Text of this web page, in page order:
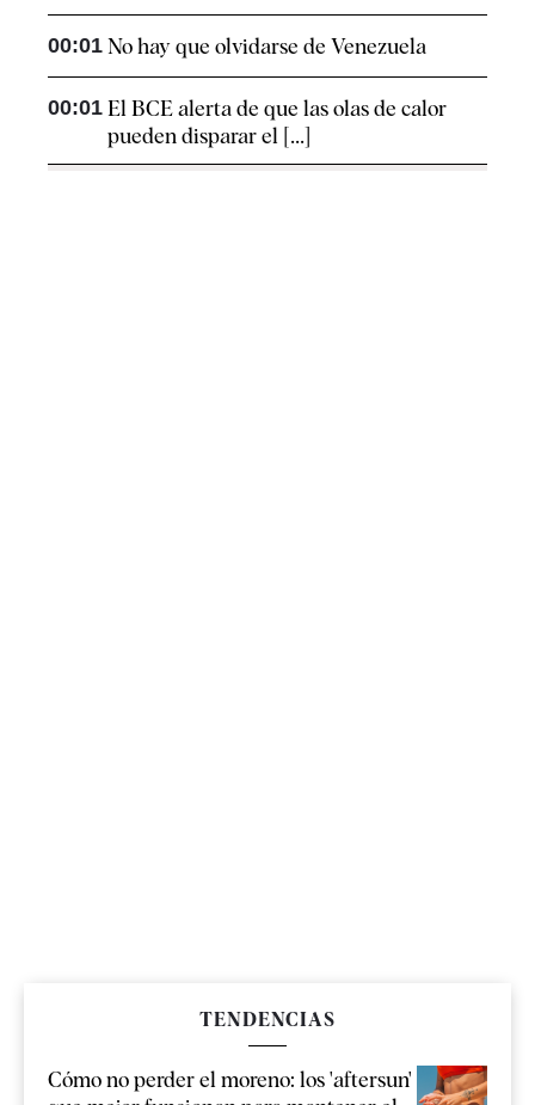
00:01 No hay que olvidarse de Venezuela
00:01 El BCE alerta de que las olas de calor
pueden disparar el [...]
TENDENCIAS
Cómo no perder el moreno: los 'aftersun'